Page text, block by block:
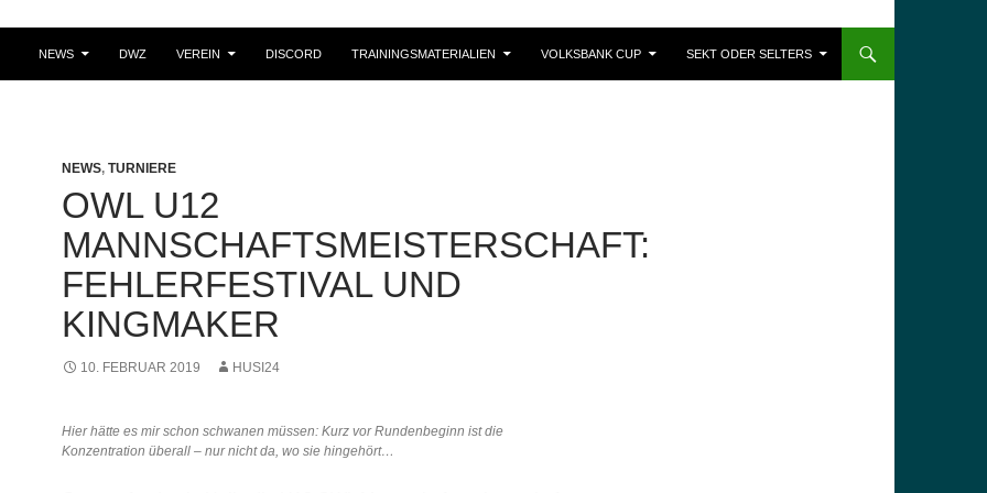
NEWS DWZ VEREIN DISCORD TRAININGSMATERIALIEN VOLKSBANK CUP SEKT ODER SELTERS
NEWS, TURNIERE
OWL U12
MANNSCHAFTSMEISTERSCHAFT:
FEHLERFESTIVAL UND
KINGMAKER
10. FEBRUAR 2019 HUSI24
Hier hätte es mir schon schwanen müssen: Kurz vor Rundenbeginn ist die
Konzentration überall – nur nicht da, wo sie hingehört…